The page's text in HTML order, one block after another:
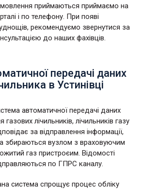
приймаються приймаємо на
і по телефону. При появі
рекомендуємо звернутися за
до наших фахівців.
передачі даних
в Устинівці
автоматичної передачі даних
газових лічильників, лічильників газу
за відправлення інформації,
збираються вузлом з враховуючим
газ пристроєим. Відомості
по ГПРС каналу.
система спрощує процес обліку